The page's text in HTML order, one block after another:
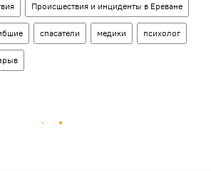
Происшествия и инциденты в Ереване
спасатели медики психолог